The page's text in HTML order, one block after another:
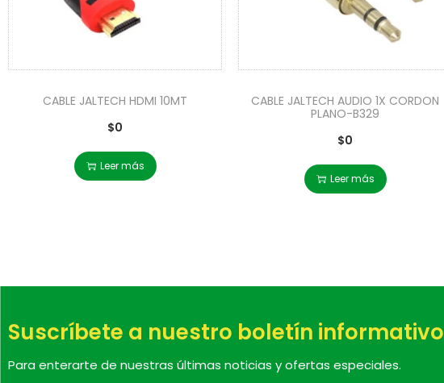
CABLE JALTECH HDMI 10MT
$0
Leer más
CABLE JALTECH AUDIO 1X CORDON
PLANO-B329
$0
Leer más
Suscríbete a nuestro boletín informativo
Para enterarte de nuestras últimas noticias y ofertas especiales.